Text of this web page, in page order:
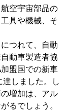
空宇宙部品の
具や機械、そ
つれて、自動
動車製造者協
盟国での新車
しました。し
増加は、アル
るでしょう。